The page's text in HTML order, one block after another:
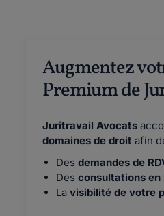
Augmentez
Premium de
Juritravail Avocats
domaines de droit afin
Des demandes de
Des consultations en
La visibilité de votre